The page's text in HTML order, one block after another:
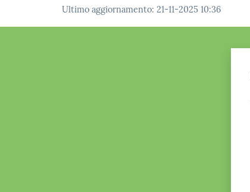
Ultimo aggiornamento: 21-11-2025 10:36